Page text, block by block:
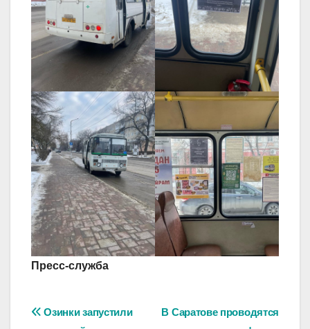
Пресс-служба
Навигация
В Саратове проводятся
Озинки запустили